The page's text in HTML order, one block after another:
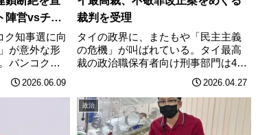
営vsチャ
る舌戦
ク知事選に向
が意外な形
バンコク都
をめぐる土
政の怠慢——
造が絡んで
が次々とそ
2026.06.09
裁判を受理
タイの政界に、またもや「民主主義
の危機」が叫ばれている。タイ最高
裁の政治職保有者向け刑事部門は4月
24日、国家汚職防止委員会（NACC）
が起訴した野党議員ら44人に対する
裁判の受理を正式に決定した。問題
となっているのは、2023年に解散さ
せ………
2026.04.27
政治